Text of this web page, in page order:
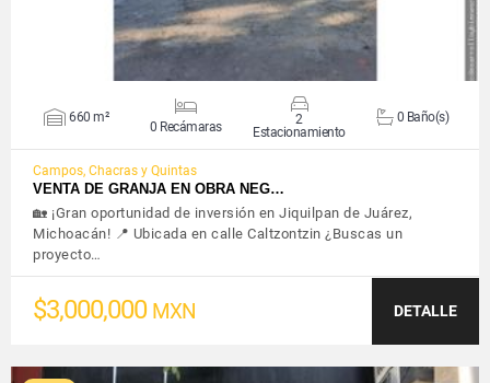
660 m²
0 Recámaras
2
Estacionamiento
0 Baño(s)
Campos, Chacras y Quintas
VENTA DE GRANJA EN OBRA NEG…
🏡 ¡Gran oportunidad de inversión en Jiquilpan de Juárez,
Michoacán! 📍 Ubicada en calle Caltzontzin ¿Buscas un
proyecto…
$3,000,000 MXN DETALLE